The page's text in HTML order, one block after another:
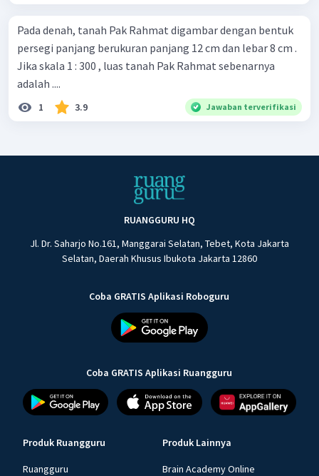
Pada denah, tanah Pak Rahmat digambar dengan bentuk
persegi panjang berukuran panjang 12 cm dan lebar 8 cm .
Jika skala 1 : 300 , luas tanah Pak Rahmat sebenarnya
adalah ....
1 3.9 Jawaban terverifikasi
RUANGGURU HQ
Jl. Dr. Saharjo No.161, Manggarai Selatan, Tebet, Kota Jakarta
Selatan, Daerah Khusus Ibukota Jakarta 12860
Coba GRATIS Aplikasi Roboguru
Coba GRATIS Aplikasi Ruangguru
Produk Ruangguru
Ruangguru
Produk Lainnya
Brain Academy Online